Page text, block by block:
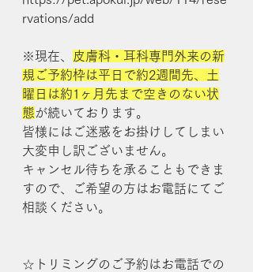
rvations/add
※現在、
皮膚科・耳科専門外来の新
規ご予約枠は平日で約2週間先、土
曜日は約1ヶ月先まで空きのない状
態が続いております。
皆様にはご迷惑をお掛けしてしまい
大変申し訳ございません。
キャンセル待ちを承ることもできま
すので、ご希望の方はお電話にてご
相談ください。
☆トリミングのご予約はお電話での